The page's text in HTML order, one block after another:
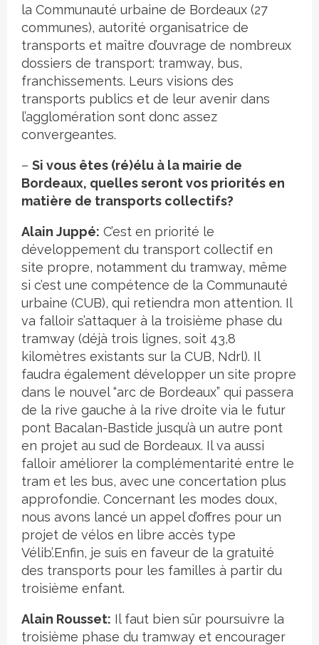
la Communauté urbaine de Bordeaux (27
communes), autorité organisatrice de
transports et maître d’ouvrage de nombreux
dossiers de transport: tramway, bus,
franchissements. Leurs visions des
transports publics et de leur avenir dans
l’agglomération sont donc assez
convergeantes.
– Si vous êtes (ré)élu à la mairie de
Bordeaux, quelles seront vos priorités en
matière de transports collectifs?
Alain Juppé: C’est en priorité le
développement du transport collectif en
site propre, notamment du tramway, même
si c’est une compétence de la Communauté
urbaine (CUB), qui retiendra mon attention. Il
va falloir s’attaquer à la troisième phase du
tramway (déjà trois lignes, soit 43,8
kilomètres existants sur la CUB, Ndrl). Il
faudra également développer un site propre
dans le nouvel “arc de Bordeaux” qui passera
de la rive gauche à la rive droite via le futur
pont Bacalan-Bastide jusqu’à un autre pont
en projet au sud de Bordeaux. Il va aussi
falloir améliorer la complémentarité entre le
tram et les bus, avec une concertation plus
approfondie. Concernant les modes doux,
nous avons lancé un appel d’offres pour un
projet de vélos en libre accès type
Vélib’.Enfin, je suis en faveur de la gratuité
des transports pour les familles à partir du
troisième enfant.
Alain Rousset: Il faut bien sûr poursuivre la
troisième phase du tramway et encourager